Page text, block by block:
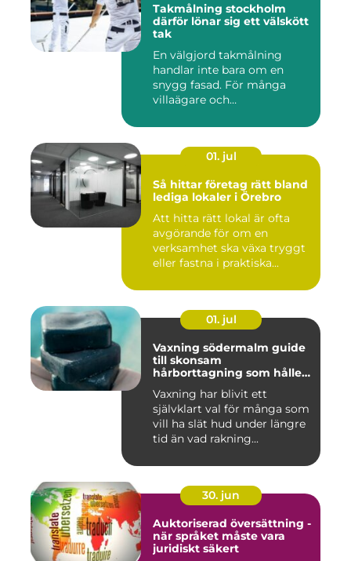
Takmålning stockholm
därför lönar sig ett välskött
tak
En välgjord takmålning
handlar inte bara om en
snygg fasad. För många
villaägare och
01. jul
Så hittar företag rätt bland
lediga lokaler i Örebro
Att hitta rätt lokal är ofta
avgörande för om en
verksamhet ska växa tryggt
eller fastna i praktiska...
01. jul
Vaxning södermalm guide
till skonsam
hårborttagning som håller
Vaxning har blivit ett
självklart val för många som
vill ha slät hud under längre
tid än vad rakning...
30. jun
Auktoriserad översättning -
när språket måste vara
juridiskt säkert